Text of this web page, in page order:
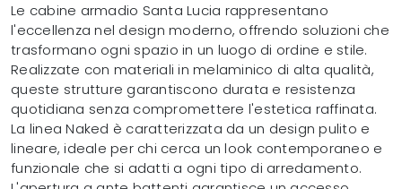
Le cabine armadio Santa Lucia rappresentano
l'eccellenza nel design moderno, offrendo soluzioni che
trasformano ogni spazio in un luogo di ordine e stile.
Realizzate con materiali in melaminico di alta qualità,
queste strutture garantiscono durata e resistenza
quotidiana senza compromettere l'estetica raffinata.
La linea Naked è caratterizzata da un design pulito e
lineare, ideale per chi cerca un look contemporaneo e
funzionale che si adatti a ogni tipo di arredamento.